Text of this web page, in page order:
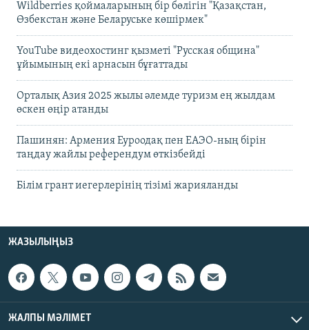
Wildberries қоймаларының бір бөлігін "Қазақстан,
Өзбекстан және Беларуське көшірмек"
YouTube видеохостинг қызметі "Русская община"
ұйымының екі арнасын бұғаттады
Орталық Азия 2025 жылы әлемде туризм ең жылдам
өскен өңір атанды
Пашинян: Армения Еуроодақ пен ЕАЭО-ның бірін
таңдау жайлы референдум өткізбейді
Білім грант иегерлерінің тізімі жарияланды
ЖАЗЫЛЫҢЫЗ
ЖАЛПЫ МӘЛІМЕТ